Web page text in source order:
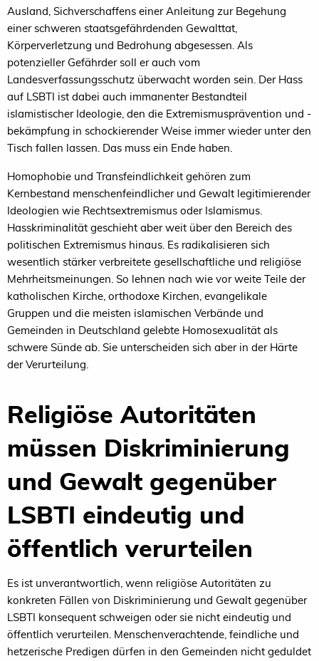
Ausland, Sichverschaffens einer Anleitung zur Begehung
einer schweren staatsgefährdenden Gewalttat,
Körperverletzung und Bedrohung abgesessen. Als
potenzieller Gefährder soll er auch vom
Landesverfassungsschutz überwacht worden sein. Der Hass
auf LSBTI ist dabei auch immanenter Bestandteil
islamistischer Ideologie, den die Extremismusprävention und -
bekämpfung in schockierender Weise immer wieder unter den
Tisch fallen lassen. Das muss ein Ende haben.
Homophobie und Transfeindlichkeit gehören zum
Kernbestand menschenfeindlicher und Gewalt legitimierender
Ideologien wie Rechtsextremismus oder Islamismus.
Hasskriminalität geschieht aber weit über den Bereich des
politischen Extremismus hinaus. Es radikalisieren sich
wesentlich stärker verbreitete gesellschaftliche und religiöse
Mehrheitsmeinungen. So lehnen nach wie vor weite Teile der
katholischen Kirche, orthodoxe Kirchen, evangelikale
Gruppen und die meisten islamischen Verbände und
Gemeinden in Deutschland gelebte Homosexualität als
schwere Sünde ab. Sie unterscheiden sich aber in der Härte
der Verurteilung.
Religiöse Autoritäten
müssen Diskriminierung
und Gewalt gegenüber
LSBTI eindeutig und
öffentlich verurteilen
Es ist unverantwortlich, wenn religiöse Autoritäten zu
konkreten Fällen von Diskriminierung und Gewalt gegenüber
LSBTI konsequent schweigen oder sie nicht eindeutig und
öffentlich verurteilen. Menschenverachtende, feindliche und
hetzerische Predigen dürfen in den Gemeinden nicht geduldet